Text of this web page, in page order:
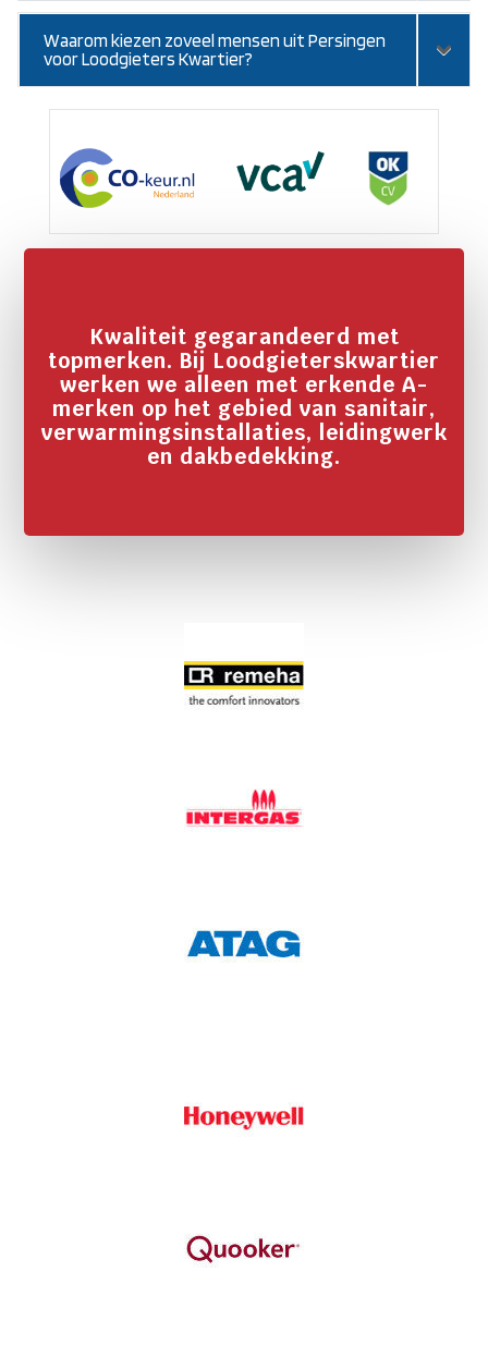
Waarom kiezen zoveel mensen uit Persingen
voor Loodgieters Kwartier?
Kwaliteit gegarandeerd met
topmerken. Bij Loodgieterskwartier
werken we alleen met erkende A-
merken op het gebied van sanitair,
verwarmingsinstallaties, leidingwerk
en dakbedekking.